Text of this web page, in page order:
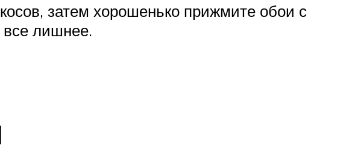
затем хорошенько прижмите обои с
все лишнее.